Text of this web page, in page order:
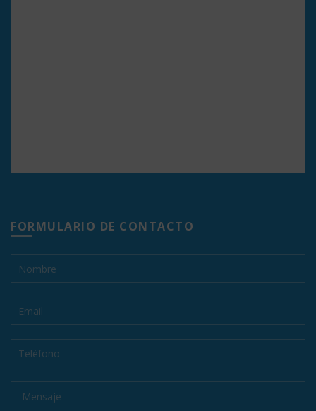
FORMULARIO DE CONTACTO